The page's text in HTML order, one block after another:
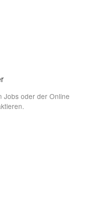
Jobs oder der Online